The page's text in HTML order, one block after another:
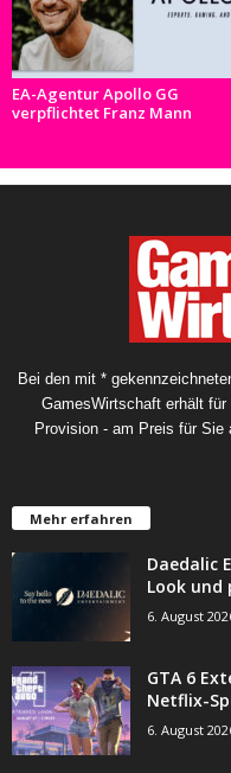
EA-Agentur Apollo GG
verpflichtet Franz Mann
Bei den mit *
GamesWirtschaft erhält
Provision - am Preis für Sie
Mehr erfahren
Daedalic
Look und
6. August
GTA 6
Netflix-
6. August